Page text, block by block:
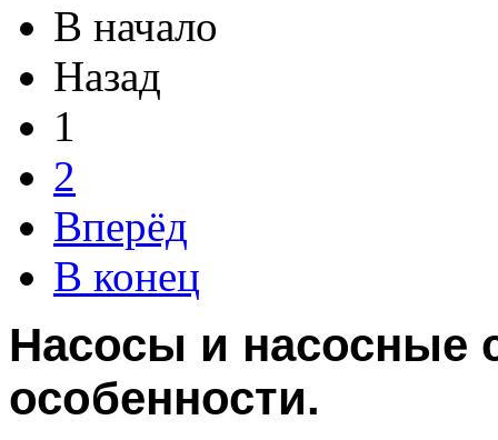
В начало
Назад
1
2
Вперёд
В конец
Насосы и насосные
особенности.